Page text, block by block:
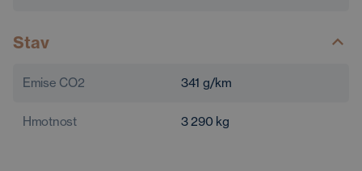
Stav
Emise CO2 341 g/km
Hmotnost 3 290 kg